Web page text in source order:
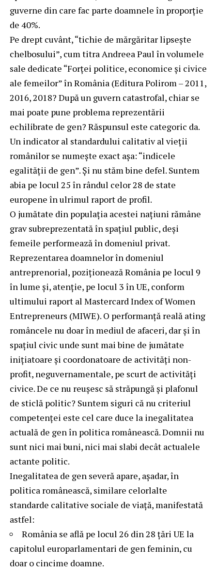
guverne din care fac parte doamnele în proporție
de 40%.
Pe drept cuvânt, “tichie de mărgăritar lipsește
chelbosului”, cum titra Andreea Paul în volumele
sale dedicate “Forței politice, economice și civice
ale femeilor” în România (Editura Polirom – 2011,
2016, 2018? După un guvern catastrofal, chiar se
mai poate pune problema reprezentării
echilibrate de gen? Răspunsul este categoric da.
Un indicator al standardului calitativ al vieții
românilor se numește exact așa: “indicele
egalității de gen”. Și nu stăm bine defel. Suntem
abia pe locul 25 în rândul celor 28 de state
europene în ulrimul raport de profil.
O jumătate din populația acestei națiuni rămâne
grav subreprezentată în spațiul public, deși
femeile performează în domeniul privat.
Reprezentarea doamnelor în domeniul
antreprenorial, poziționează România pe locul 9
în lume și, atenție, pe locul 3 în UE, conform
ultimului raport al Mastercard Index of Women
Entrepreneurs (MIWE). O performanță reală ating
româncele nu doar în mediul de afaceri, dar și în
spațiul civic unde sunt mai bine de jumătate
inițiatoare și coordonatoare de activități non-
profit, neguvernamentale, pe scurt de activități
civice. De ce nu reușesc să străpungă și plafonul
de sticlă politic? Suntem siguri că nu criteriul
competenței este cel care duce la inegalitatea
actuală de gen în politica românească. Domnii nu
sunt nici mai buni, nici mai slabi decât actualele
actante politic.
Inegalitatea de gen severă apare, așadar, în
politica românească, similare celorlalte
standarde calitative sociale de viață, manifestată
astfel:
România se află pe locul 26 din 28 țări UE la
capitolul europarlamentari de gen feminin, cu
doar o cincime doamne.